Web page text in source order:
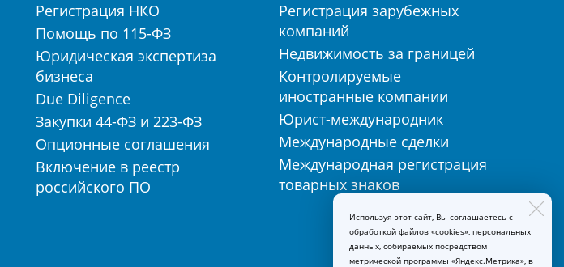
Регистрация НКО
Помощь по 115-ФЗ
Юридическая экспертиза
бизнеса
Due Diligence
Закупки 44-ФЗ и 223-ФЗ
Опционные соглашения
Включение в реестр
российского ПО
Регистрация зарубежных
компаний
Недвижимость за границей
Контролируемые
иностранные компании
Юрист-международник
Международные сделки
Международная регистрация
товарных знаков
Используя этот сайт, Вы соглашаетесь с
обработкой файлов «cookies», персональных
данных, собираемых посредством
метрической программы «Яндекс.Метрика», в